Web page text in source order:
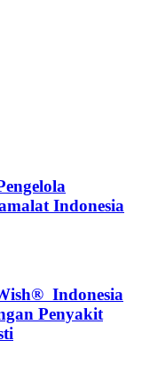
Indonesia
Indonesia
Penyakit